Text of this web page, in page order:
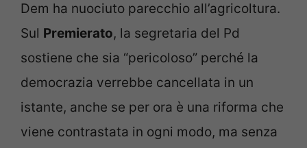
Dem ha nuociuto parecchio all’agricoltura.
Sul Premierato, la segretaria del Pd
sostiene che sia “pericoloso” perché la
democrazia verrebbe cancellata in un
istante, anche se per ora è una riforma che
viene contrastata in ogni modo, ma senza